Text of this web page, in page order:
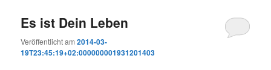
Es ist Dein Leben
Veröffentlicht am2014-03-
19T23:45:19+02:000000001931201403